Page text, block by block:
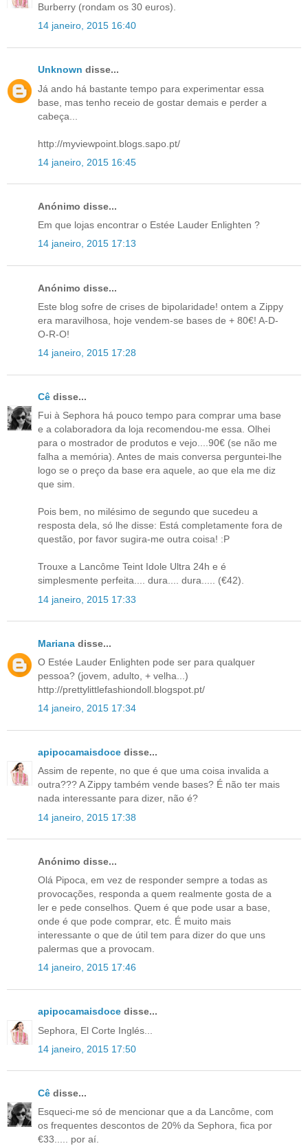
Burberry (rondam os 30 euros).
14 janeiro, 2015 16:40
Unknown disse...
Já ando há bastante tempo para experimentar essa
base, mas tenho receio de gostar demais e perder a
cabeça...
http://myviewpoint.blogs.sapo.pt/
14 janeiro, 2015 16:45
Anónimo disse...
Em que lojas encontrar o Estée Lauder Enlighten ?
14 janeiro, 2015 17:13
Anónimo disse...
Este blog sofre de crises de bipolaridade! ontem a Zippy
era maravilhosa, hoje vendem-se bases de + 80€! A-D-
O-R-O!
14 janeiro, 2015 17:28
Cê disse...
Fui à Sephora há pouco tempo para comprar uma base
e a colaboradora da loja recomendou-me essa. Olhei
para o mostrador de produtos e vejo....90€ (se não me
falha a memória). Antes de mais conversa perguntei-lhe
logo se o preço da base era aquele, ao que ela me diz
que sim.
Pois bem, no milésimo de segundo que sucedeu a
resposta dela, só lhe disse: Está completamente fora de
questão, por favor sugira-me outra coisa! :P
Trouxe a Lancôme Teint Idole Ultra 24h e é
simplesmente perfeita.... dura.... dura..... (€42).
14 janeiro, 2015 17:33
Mariana disse...
O Estée Lauder Enlighten pode ser para qualquer
pessoa? (jovem, adulto, + velha...)
http://prettylittlefashiondoll.blogspot.pt/
14 janeiro, 2015 17:34
apipocamaisdoce disse...
Assim de repente, no que é que uma coisa invalida a
outra??? A Zippy também vende bases? É não ter mais
nada interessante para dizer, não é?
14 janeiro, 2015 17:38
Anónimo disse...
Olá Pipoca, em vez de responder sempre a todas as
provocações, responda a quem realmente gosta de a
ler e pede conselhos. Quem é que pode usar a base,
onde é que pode comprar, etc. É muito mais
interessante o que de útil tem para dizer do que uns
palermas que a provocam.
14 janeiro, 2015 17:46
apipocamaisdoce disse...
Sephora, El Corte Inglés...
14 janeiro, 2015 17:50
Cê disse...
Esqueci-me só de mencionar que a da Lancôme, com
os frequentes descontos de 20% da Sephora, fica por
€33..... por aí.